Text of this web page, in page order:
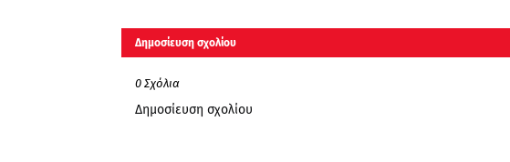
Δημοσίευση σχολίου
0 Σχόλια
Δημοσίευση σχολίου